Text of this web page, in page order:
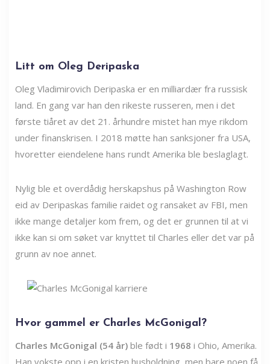
Litt om Oleg Deripaska
Oleg Vladimirovich Deripaska er en milliardær fra russisk
land. En gang var han den rikeste russeren, men i det
første tiåret av det 21. århundre mistet han mye rikdom
under finanskrisen. I 2018 møtte han sanksjoner fra USA,
hvoretter eiendelene hans rundt Amerika ble beslaglagt.
Nylig ble et overdådig herskapshus på Washington Row
eid av Deripaskas familie raidet og ransaket av FBI, men
ikke mange detaljer kom frem, og det er grunnen til at vi
ikke kan si om søket var knyttet til Charles eller det var på
grunn av noe annet.
Hvor gammel er Charles McGonigal?
Charles McGonigal (54 år) ble født i 1968 i Ohio, Amerika.
Han vokste opp i en kristen husholdning, men bare noen få